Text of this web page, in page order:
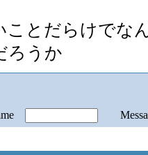
ことだらけでな
ろうか